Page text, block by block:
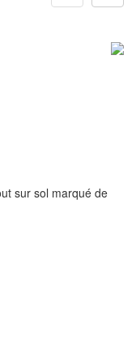
sur sol marqué de